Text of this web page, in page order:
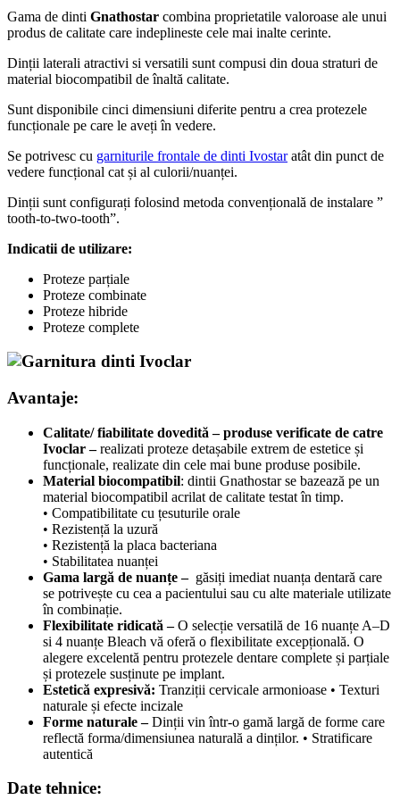
Gama de dinti Gnathostar combina proprietatile valoroase ale unui
produs de calitate care indeplineste cele mai inalte cerinte.
Dinții laterali atractivi si versatili sunt compusi din doua straturi de
material biocompatibil de înaltă calitate.
Sunt disponibile cinci dimensiuni diferite pentru a crea protezele
funcționale pe care le aveți în vedere.
Se potrivesc cu garniturile frontale de dinti Ivostaratât din punct de
vedere funcțional cat și al culorii/nuanței.
Dinții sunt configurați folosind metoda convențională de instalare ”
tooth-to-two-tooth”.
Indicatii de utilizare:
Proteze parțiale
Proteze combinate
Proteze hibride
Proteze complete
Avantaje:
Calitate/ fiabilitate dovedită – produse verificate de catre
Ivoclar –realizati proteze detașabile extrem de estetice și
funcționale, realizate din cele mai bune produse posibile.
Material biocompatibil: dintii Gnathostar se bazează pe un
material biocompatibil acrilat de calitate testat în timp.
• Compatibilitate cu țesuturile orale
• Rezistență la uzură
• Rezistență la placa bacteriana
• Stabilitatea nuanței
Gama largă de nuanțe – găsiți imediat nuanța dentară care
se potrivește cu cea a pacientului sau cu alte materiale utilizate
în combinație.
Flexibilitate ridicată –O selecție versatilă de 16 nuanțe A–D
si 4 nuanțe Bleach vă oferă o flexibilitate excepțională. O
alegere excelentă pentru protezele dentare complete și parțiale
și protezele susținute pe implant.
Estetică expresivă: Tranziții cervicale armonioase • Texturi
naturale și efecte incizale
Forme naturale –Dinții vin într-o gamă largă de forme care
reflectă forma/dimensiunea naturală a dinților. • Stratificare
autentică
Date tehnice: